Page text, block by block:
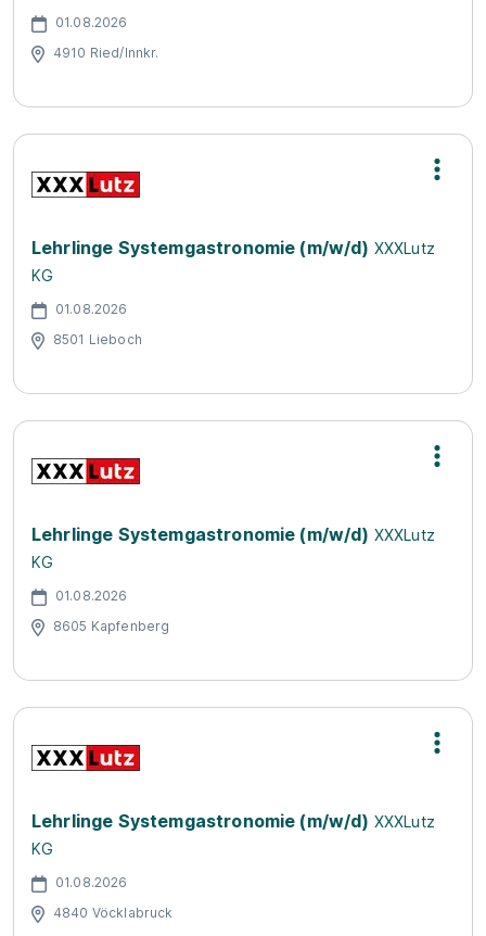
01.08.2026
4910 Ried/Innkr.
Lehrlinge Systemgastronomie (m/w/d) XXXLutz
KG
01.08.2026
8501 Lieboch
Lehrlinge Systemgastronomie (m/w/d) XXXLutz
KG
01.08.2026
8605 Kapfenberg
Lehrlinge Systemgastronomie (m/w/d) XXXLutz
KG
01.08.2026
4840 Vöcklabruck